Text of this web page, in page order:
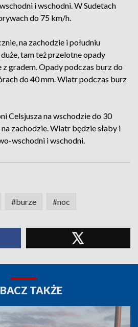
i wschodni. W Sudetach
do 75 km/h.
na zachodzie i południu
tam też przelotne opady
gradem. Opady podczas burz do
do 40 mm. Wiatr podczas burz
Celsjusza na wschodzie do 30
zachodzie. Wiatr będzie słaby i
wschodni i wschodni.
#burze #noc
TAKŻE